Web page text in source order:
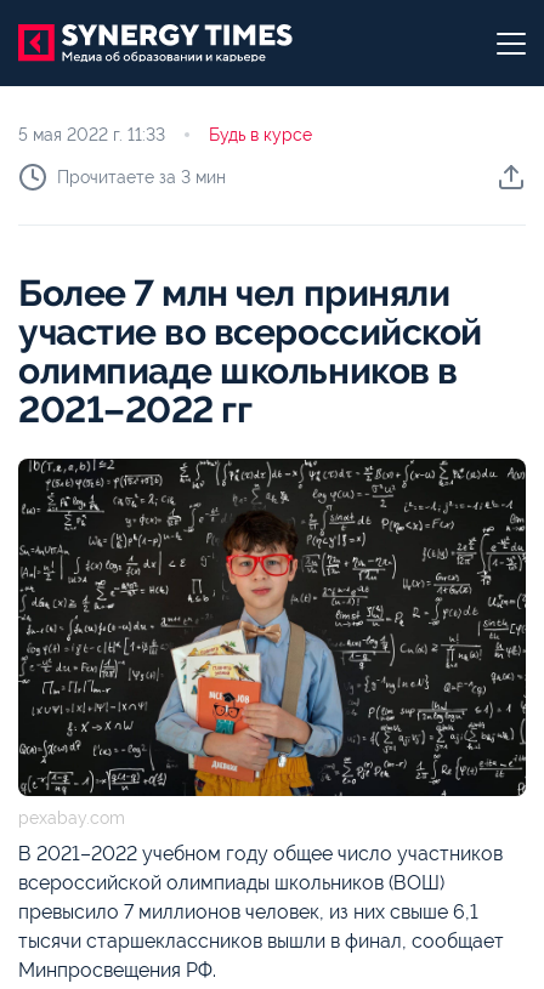
5 мая 2022 г. 11:33 Будь в курсе
Прочитаете за 3 мин
Более 7 млн чел приняли
участие во всероссийской
олимпиаде школьников в
2021–2022 гг
pexabay.com
В 2021–2022 учебном году общее число участников
всероссийской олимпиады школьников (ВОШ)
превысило 7 миллионов человек, из них свыше 6,1
тысячи старшеклассников вышли в финал, сообщает
Минпросвещения РФ.